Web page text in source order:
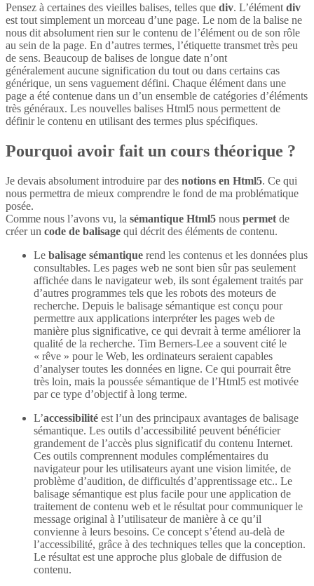
Pensez à certaines des vieilles balises, telles que div. L’élément div
est tout simplement un morceau d’une page. Le nom de la balise ne
nous dit absolument rien sur le contenu de l’élément ou de son rôle
au sein de la page. En d’autres termes, l’étiquette transmet très peu
de sens. Beaucoup de balises de longue date n’ont
généralement aucune signification du tout ou dans certains cas
générique, un sens vaguement défini. Chaque élément dans une
page a été contenue dans un d’un ensemble de catégories d’éléments
très généraux. Les nouvelles balises Html5 nous permettent de
définir le contenu en utilisant des termes plus spécifiques.
Pourquoi avoir fait un cours théorique ?
Je devais absolument introduire par des notions en Html5. Ce qui
nous permettra de mieux comprendre le fond de ma problématique
posée.
Comme nous l’avons vu, la sémantique Html5 nous permet de
créer un code de balisage qui décrit des éléments de contenu.
Le balisage sémantique rend les contenus et les données plus
consultables. Les pages web ne sont bien sûr pas seulement
affichée dans le navigateur web, ils sont également traités par
d’autres programmes tels que les robots des moteurs de
recherche. Depuis le balisage sémantique est conçu pour
permettre aux applications interpréter les pages web de
manière plus significative, ce qui devrait à terme améliorer la
qualité de la recherche. Tim Berners-Lee a souvent cité le
« rêve » pour le Web, les ordinateurs seraient capables
d’analyser toutes les données en ligne. Ce qui pourrait être
très loin, mais la poussée sémantique de l’Html5 est motivée
par ce type d’objectif à long terme.
L’accessibilité est l’un des principaux avantages de balisage
sémantique. Les outils d’accessibilité peuvent bénéficier
grandement de l’accès plus significatif du contenu Internet.
Ces outils comprennent modules complémentaires du
navigateur pour les utilisateurs ayant une vision limitée, de
problème d’audition, de difficultés d’apprentissage etc.. Le
balisage sémantique est plus facile pour une application de
traitement de contenu web et le résultat pour communiquer le
message original à l’utilisateur de manière à ce qu’il
convienne à leurs besoins. Ce concept s’étend au-delà de
l’accessibilité, grâce à des techniques telles que la conception.
Le résultat est une approche plus globale de diffusion de
contenu.